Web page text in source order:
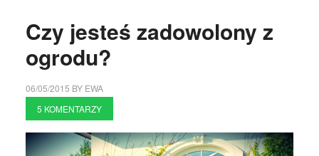
Czy jesteś zadowolony z
ogrodu?
06/05/2015 BY EWA
5 KOMENTARZY